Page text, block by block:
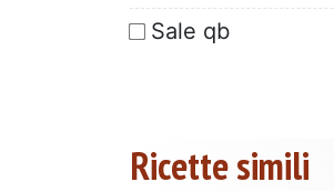
Sale qb
Ricette simili